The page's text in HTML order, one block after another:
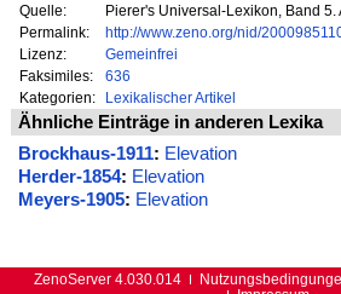
Quelle:
Pierer's Universal-Lexikon, Band 5.
Permalink:
http://www.zeno.org/nid/
Lizenz:
Gemeinfrei
Faksimiles:
636
Kategorien:
Lexikalischer Artikel
Ähnliche Einträge in anderen Lexika
Brockhaus-1911: Elevation
Herder-1854: Elevation
Meyers-1905: Elevation
ZenoServer 4.030.014